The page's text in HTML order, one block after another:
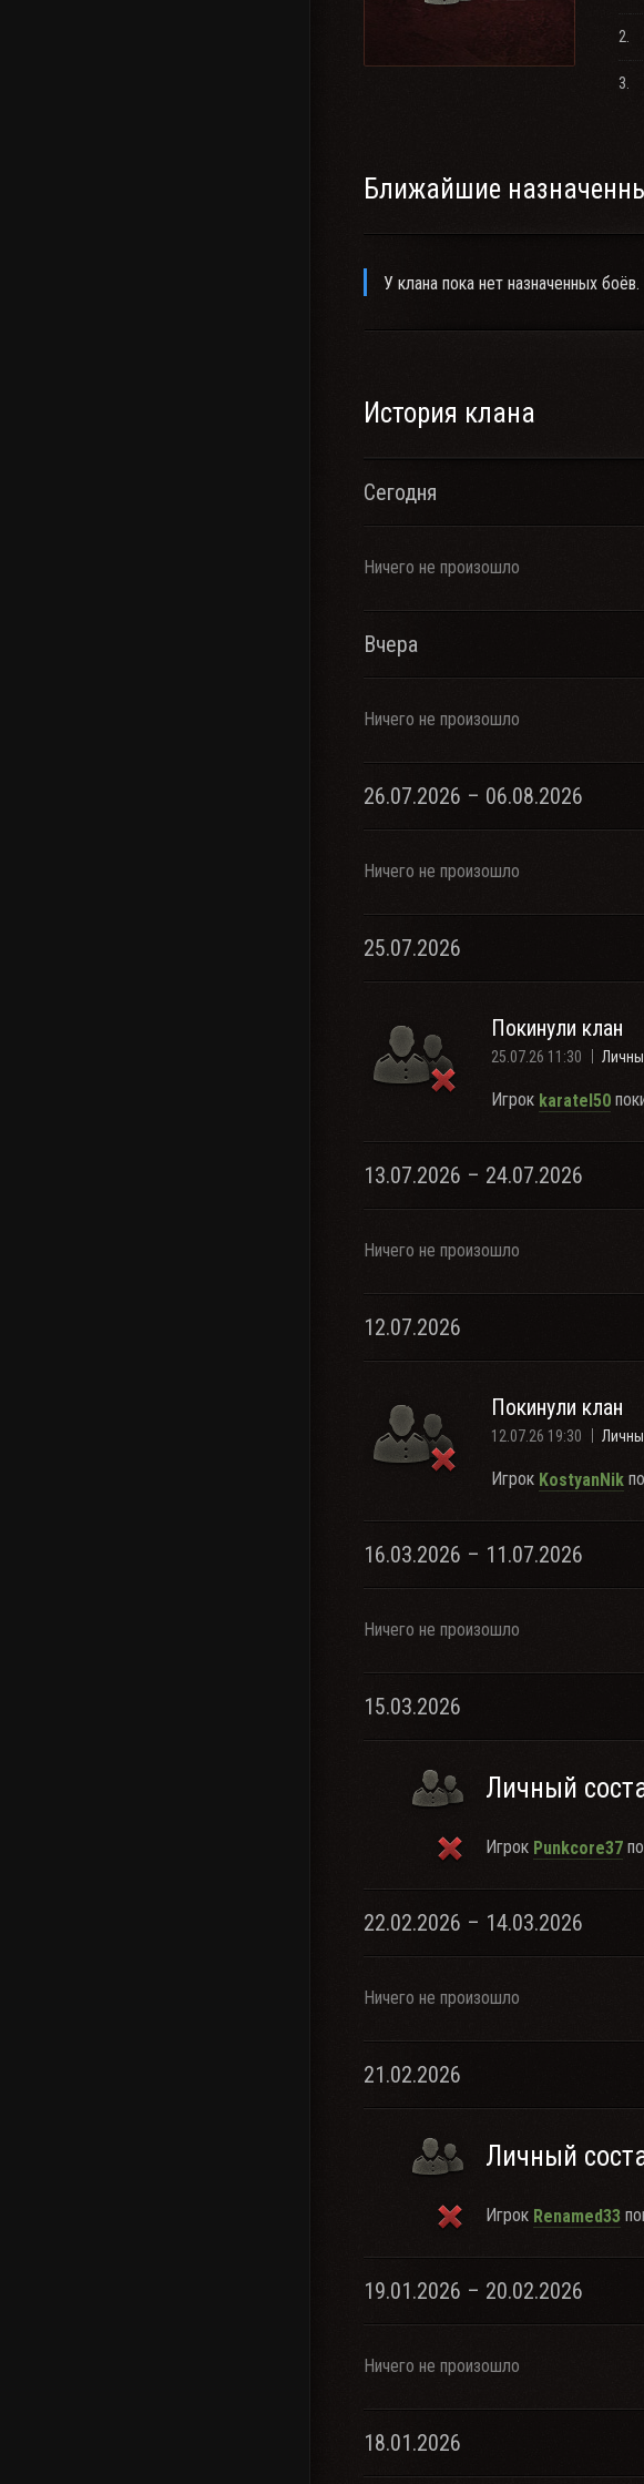
2.
3.
Ближайшие
У клана пока нет назначенных боёв.
История клана
Сегодня
Ничего не произошло
Вчера
Ничего не произошло
26.07.2026 – 06.08.2026
Ничего не произошло
25.07.2026
Покинули клан
25.07.26 11:30
Игрок karatel50
13.07.2026 – 24.07.2026
Ничего не произошло
12.07.2026
Покинули клан
12.07.26 19:30
Игрок KostyanNik
16.03.2026 – 11.07.2026
Ничего не произошло
15.03.2026
Личный
Игрок Punkcore37
22.02.2026 – 14.03.2026
Ничего не произошло
21.02.2026
Личный
Игрок Renamed33
19.01.2026 – 20.02.2026
Ничего не произошло
18.01.2026